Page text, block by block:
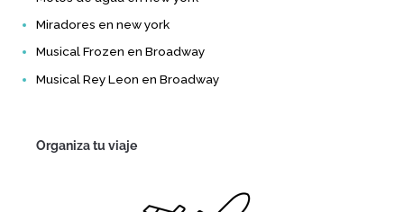
Miradores en new york
Musical Frozen en Broadway
Musical Rey Leon en Broadway
Organiza tu viaje